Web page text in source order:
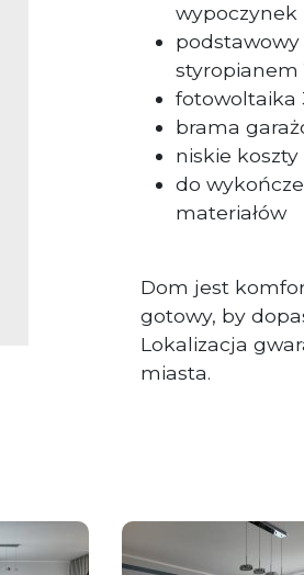
wypoczynek
podstawowy
styropianem
fotowoltaika
brama
niskie
do
materiałów
Dom jest
gotowy, by
Lokalizacja
miasta.